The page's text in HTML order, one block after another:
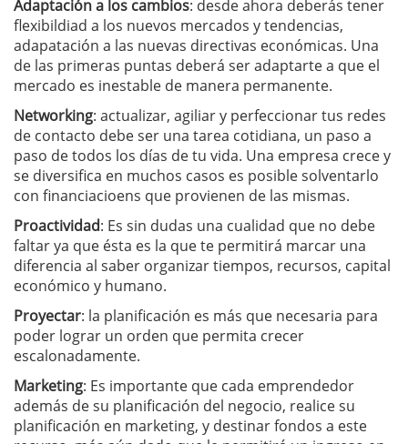
Adaptación a los cambios: desde ahora deberás tener
flexibildiad a los nuevos mercados y tendencias,
adapatación a las nuevas directivas económicas. Una
de las primeras puntas deberá ser adaptarte a que el
mercado es inestable de manera permanente.
Networking: actualizar, agiliar y perfeccionar tus redes
de contacto debe ser una tarea cotidiana, un paso a
paso de todos los días de tu vida. Una empresa crece y
se diversifica en muchos casos es posible solventarlo
con financiacioens que provienen de las mismas.
Proactividad: Es sin dudas una cualidad que no debe
faltar ya que ésta es la que te permitirá marcar una
diferencia al saber organizar tiempos, recursos, capital
económico y humano.
Proyectar: la planificación es más que necesaria para
poder lograr un orden que permita crecer
escalonadamente.
Marketing: Es importante que cada emprendedor
además de su planificación del negocio, realice su
planificación en marketing, y destinar fondos a este